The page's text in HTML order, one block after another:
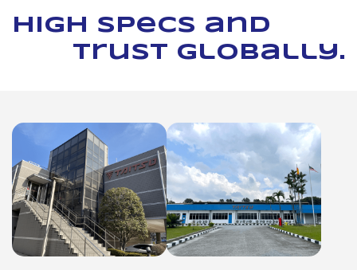
High specs and
trust globally.